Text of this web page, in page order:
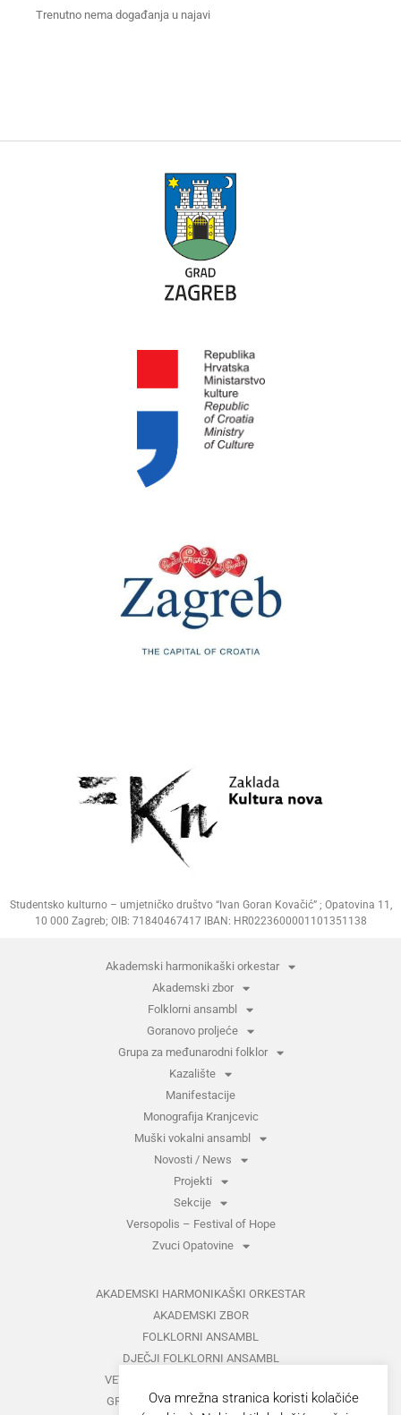
Trenutno nema događanja u najavi
Studentsko kulturno – umjetničko društvo “Ivan Goran Kovačić” ; Opatovina 11,
10 000 Zagreb; OIB: 71840467417 IBAN: HR0223600001101351138
Akademski harmonikaški orkestar
Akademski zbor
Folklorni ansambl
Goranovo proljeće
Grupa za međunarodni folklor
Kazalište
Manifestacije
Monografija Kranjcevic
Muški vokalni ansambl
Novosti / News
Projekti
Sekcije
Versopolis – Festival of Hope
Zvuci Opatovine
AKADEMSKI HARMONIKAŠKI ORKESTAR
AKADEMSKI ZBOR
FOLKLORNI ANSAMBL
DJEČJI FOLKLORNI ANSAMBL
VETERANI FOLKLORNOG ANSAMBLA
GRUPA ZA MEĐUNARODNI FOLKLOR
Ova mrežna stranica koristi kolačiće